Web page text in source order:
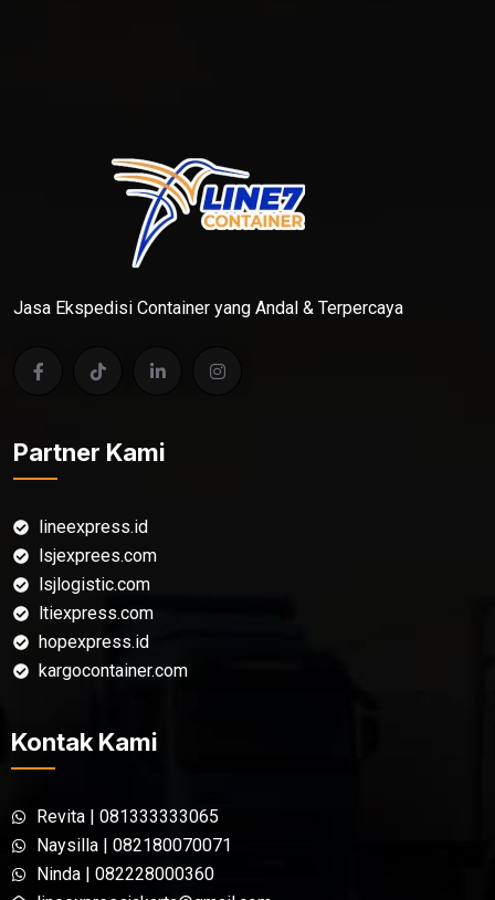
Jasa Ekspedisi Container yang Andal & Terpercaya
Partner Kami
lineexpress.id
lsjexprees.com
lsjlogistic.com
ltiexpress.com
hopexpress.id
kargocontainer.com
Kontak Kami
Revita | 081333333065
Naysilla | 082180070071
Ninda | 082228000360